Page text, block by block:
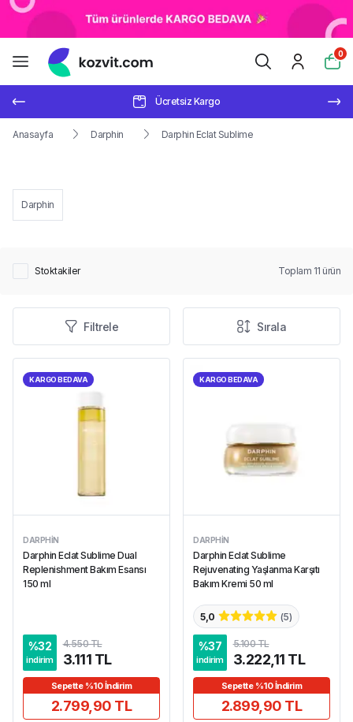
0
Ücretsiz Kargo
Anasayfa Darphin Darphin Eclat Sublime
Darphin
Stoktakiler Toplam 11 ürün
Filtrele Sırala
KARGO BEDAVA
DARPHIN
Darphin Eclat Sublime Dual
Replenishment Bakım Esansı
150 ml
%32
indirim
4.550 TL
3.111 TL
Sepette %10 İndirim
2.799,90 TL
KARGO BEDAVA
DARPHIN
Darphin Eclat Sublime
Rejuvenating Yaşlanma Karşıtı
Bakım Kremi 50 ml
5,0 (5)
%37
indirim
5.100 TL
3.222,11 TL
Sepette %10 İndirim
2.899,90 TL